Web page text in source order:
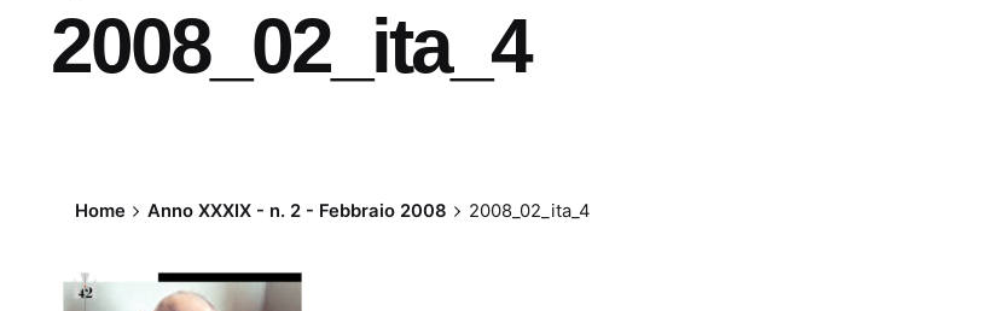
2008_02_ita_4
Home Anno XXXIX - n. 2 - Febbraio 2008 2008_02_ita_4